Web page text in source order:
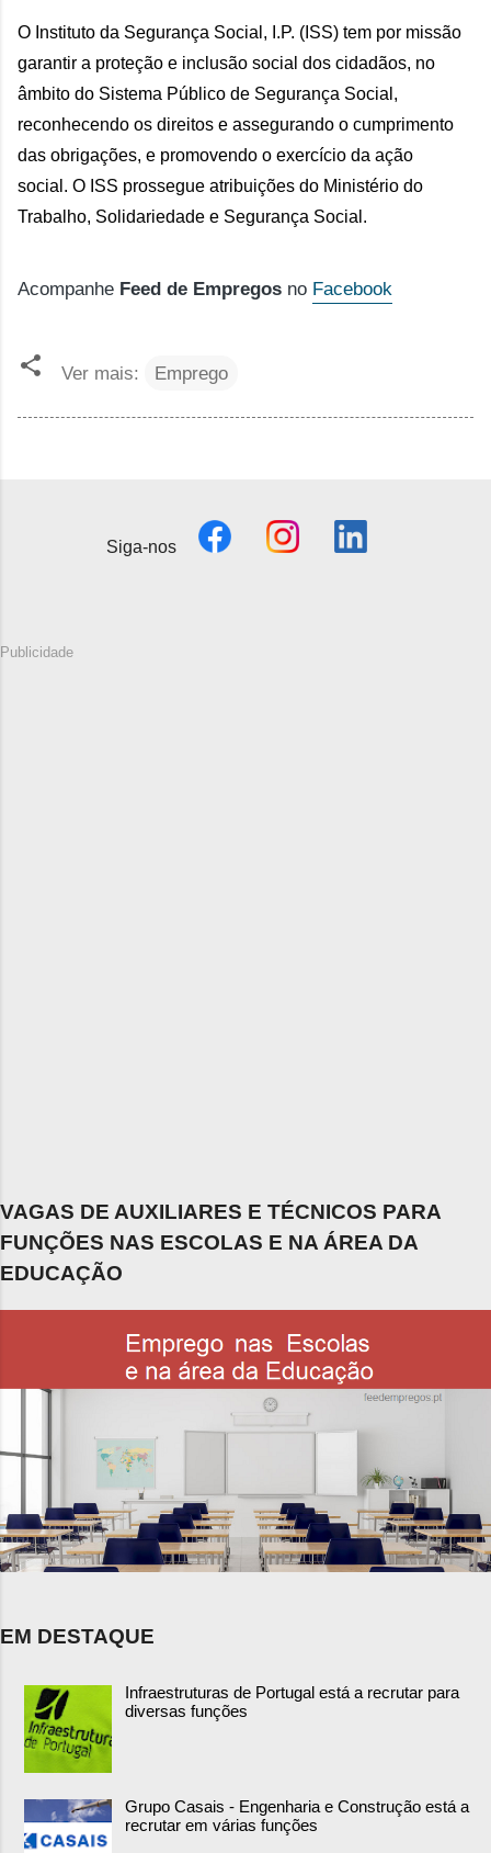
O Instituto da Segurança Social, I.P. (ISS) tem por missão
garantir a proteção e inclusão social dos cidadãos, no
âmbito do Sistema Público de Segurança Social,
reconhecendo os direitos e assegurando o cumprimento
das obrigações, e promovendo o exercício da ação
social. O ISS prossegue atribuições do Ministério do
Trabalho, Solidariedade e Segurança Social.
Acompanhe Feed de Empregos no Facebook
Ver mais: Emprego
Siga-nos
Publicidade
VAGAS DE AUXILIARES E TÉCNICOS PARA
FUNÇÕES NAS ESCOLAS E NA ÁREA DA
EDUCAÇÃO
EM DESTAQUE
Infraestruturas de Portugal está a recrutar para
diversas funções
Grupo Casais - Engenharia e Construção está a
recrutar em várias funções